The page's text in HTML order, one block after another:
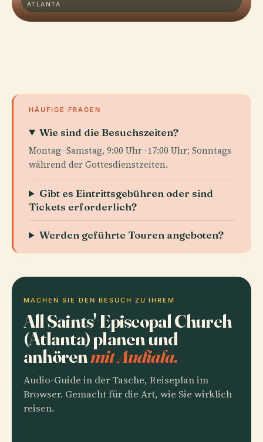
ATLANTA
HÄUFIGE FRAGEN
Wie sind die Besuchszeiten?
Montag–Samstag, 9:00 Uhr–17:00 Uhr; Sonntags
während der Gottesdienstzeiten.
Gibt es Eintrittsgebühren oder sind
Tickets erforderlich?
Werden geführte Touren angeboten?
MACHEN SIE DEN BESUCH ZU IHREM
All Saints' Episcopal Church
(Atlanta) planen und
anhörenmit Audiala.
Audio-Guide in der Tasche, Reiseplan im
Browser. Gemacht für die Art, wie Sie wirklich
reisen.